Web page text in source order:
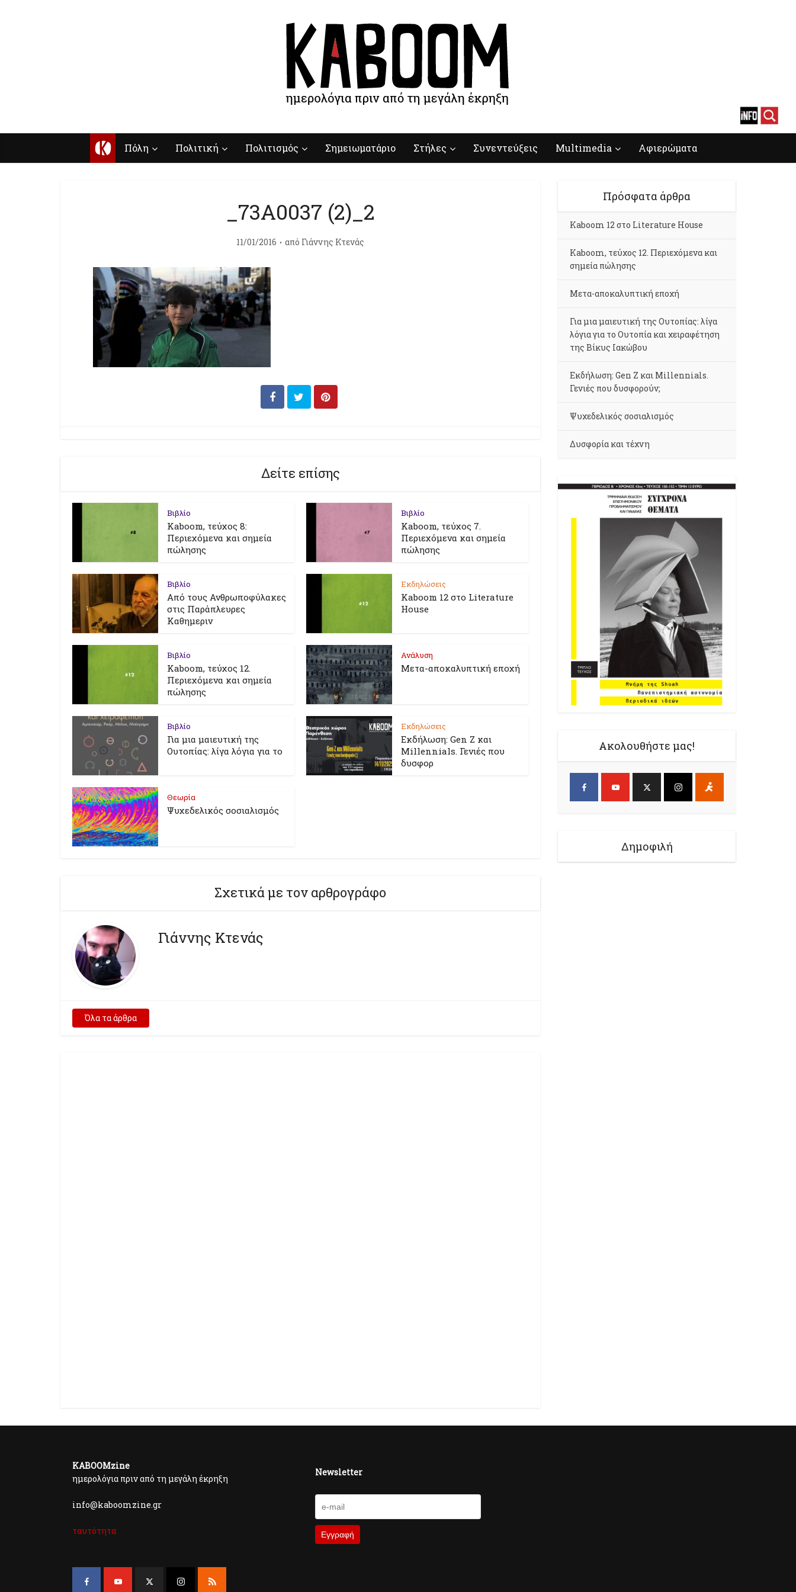
Κ Πόλη Πολιτική Πολιτισμός Σημειωματάριο Στήλες Συνεντεύξεις Multimedia Αφιερώματα
_73A0037 (2)_2
11/01/2016 από Γιάννης Κτενάς
Δείτε επίσης
Βιβλίο
Kaboom, τεύχος 8:
Περιεχόμενα και σημεία
πώλησης
Βιβλίο
Kaboom, τεύχος 7.
Περιεχόμενα και σημεία
πώλησης
Βιβλίο
Από τους Ανθρωποφύλακες
στις Παράπλευρες
Καθημεριν
Εκδηλώσεις
Kaboom 12 στο Literature
House
Βιβλίο
Kaboom, τεύχος 12.
Περιεχόμενα και σημεία
πώλησης
Ανάλυση
Μετα-αποκαλυπτική εποχή
Βιβλίο
Για μια μαιευτική της
Ουτοπίας: λίγα λόγια για το
Εκδηλώσεις
Εκδήλωση: Gen Z και
Millennials. Γενιές που
δυσφορ
Θεωρία
Ψυχεδελικός σοσιαλισμός
Σχετικά με τον αρθρογράφο
Γιάννης Κτενάς
Όλα τα άρθρα
Πρόσφατα άρθρα
Kaboom 12 στο Literature House
Kaboom, τεύχος 12. Περιεχόμενα και
σημεία πώλησης
Μετα-αποκαλυπτική εποχή
Για μια μαιευτική της Ουτοπίας: λίγα
λόγια για το Ουτοπία και χειραφέτηση
της Βίκυς Ιακώβου
Εκδήλωση: Gen Z και Millennials.
Γενιές που δυσφορούν;
Ψυχεδελικός σοσιαλισμός
Δυσφορία και τέχνη
Ακολουθήστε μας!
Δημοφιλή
KABOOMzine
ημερολόγια πριν από τη μεγάλη έκρηξη
info@kaboomzine.gr
ταυτότητα
Newsletter